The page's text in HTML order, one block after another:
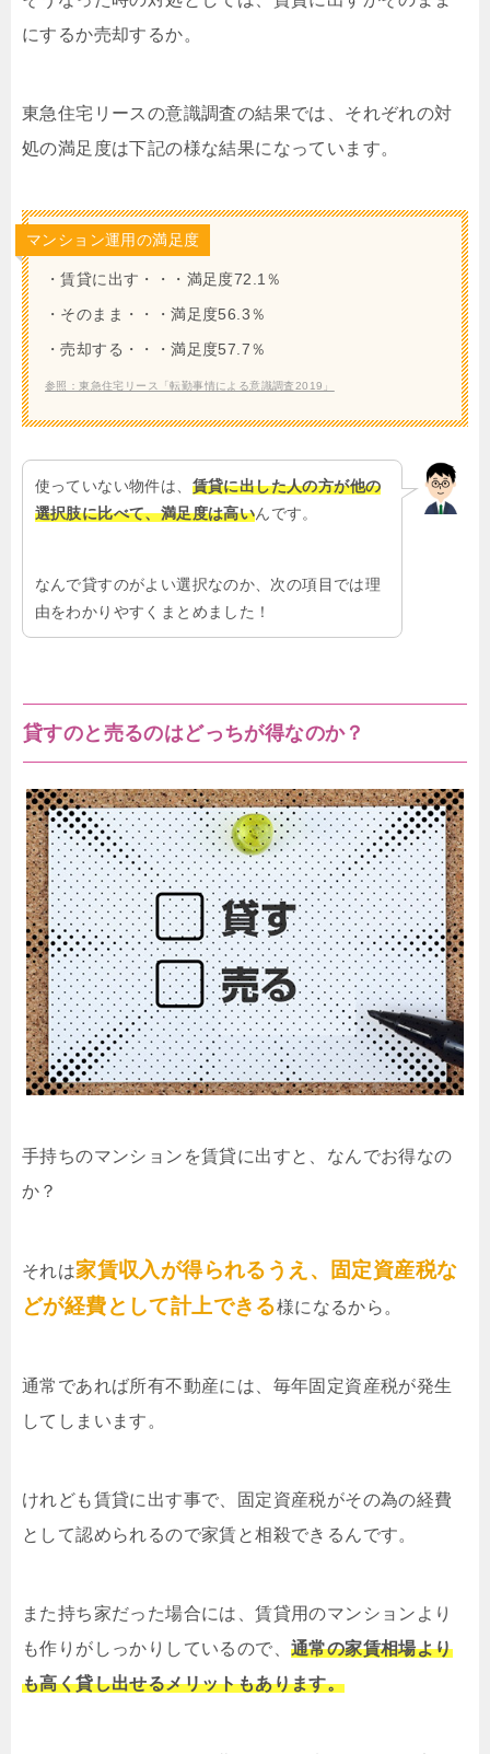
にするか売却するか。
東急住宅リースの意識調査の結果では、それぞれの対
処の満足度は下記の様な結果になっています。
マンション運用の満足度
・賃貸に出す・・・満足度72.1％
・そのまま・・・満足度56.3％
・売却する・・・満足度57.7％
参照：東急住宅リース「転勤事情による意識調査2019」
使っていない物件は、 賃貸に出した人の方が他の
選択肢に比べて、満足度は高いんです。
なんで貸すのがよい選択なのか、次の項目では理
由をわかりやすくまとめました！
貸すのと売るのはどっちが得なのか？
手持ちのマンションを賃貸に出すと、なんでお得なの
か？
それは家賃収入が得られるうえ、固定資産税な
どが経費として計上できる様になるから。
通常であれば所有不動産には、毎年固定資産税が発生
してしまいます。
けれども賃貸に出す事で、固定資産税がその為の経費
として認められるので家賃と相殺できるんです。
また持ち家だった場合には、賃貸用のマンションより
も作りがしっかりしているので、 通常の家賃相場より
も高く貸し出せるメリットもあります。